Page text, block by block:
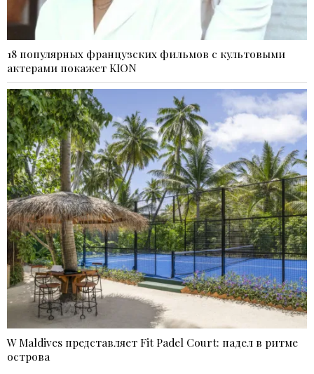
18 популярных французских фильмов с культовыми
актерами покажет KION
W Maldives представляет Fit Padel Court: падел в ритме
острова